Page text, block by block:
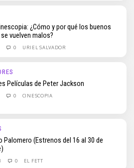
¿Cómo y por qué los buenos
vuelven malos?
0 URIEL SALVADOR
Películas de Peter Jackson
0 CINESCOPIA
Palomero (Estrenos del 16 al 30 de
0 EL FETT